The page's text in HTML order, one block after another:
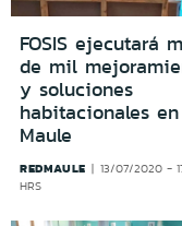
FOSIS ejecutará
de mil
y soluciones
habitacionales
Maule
REDMAULE
13/07/2020 -
HRS